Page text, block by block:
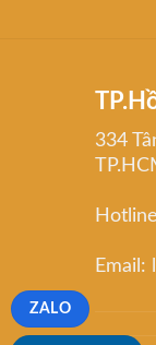
334
Email:
ZALO